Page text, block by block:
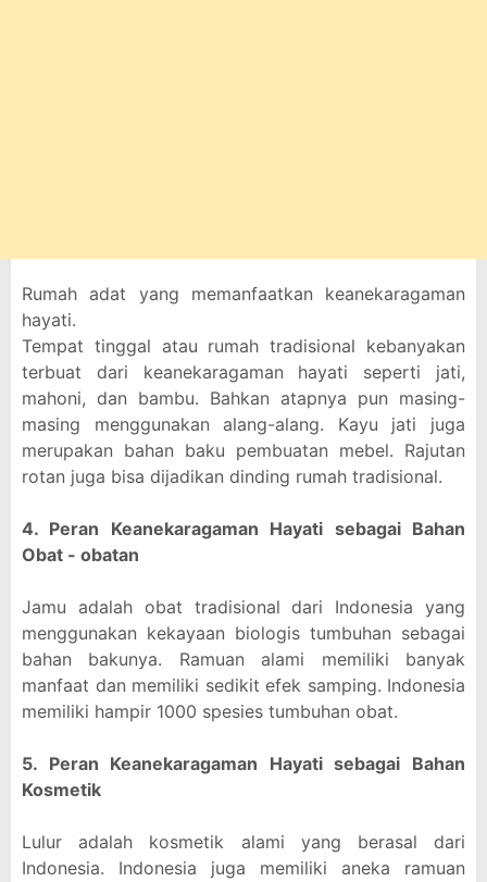
Rumah adat yang memanfaatkan keanekaragaman
hayati.
Tempat tinggal atau rumah tradisional kebanyakan
terbuat dari keanekaragaman hayati seperti jati,
mahoni, dan bambu. Bahkan atapnya pun masing-
masing menggunakan alang-alang. Kayu jati juga
merupakan bahan baku pembuatan mebel. Rajutan
rotan juga bisa dijadikan dinding rumah tradisional.
4. Peran Keanekaragaman Hayati sebagai Bahan
Obat - obatan
Jamu adalah obat tradisional dari Indonesia yang
menggunakan kekayaan biologis tumbuhan sebagai
bahan bakunya. Ramuan alami memiliki banyak
manfaat dan memiliki sedikit efek samping. Indonesia
memiliki hampir 1000 spesies tumbuhan obat.
5. Peran Keanekaragaman Hayati sebagai Bahan
Kosmetik
Lulur adalah kosmetik alami yang berasal dari
Indonesia. Indonesia juga memiliki aneka ramuan